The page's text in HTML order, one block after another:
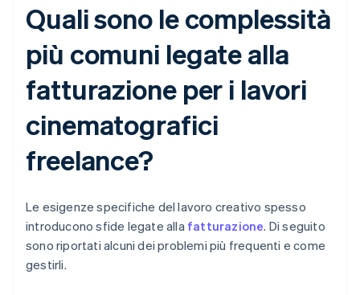
Quali sono le complessità
più comuni legate alla
fatturazione per i lavori
cinematografici
freelance?
Le esigenze specifiche del lavoro creativo spesso
introducono sfide legate alla fatturazione. Di seguito
sono riportati alcuni dei problemi più frequenti e come
gestirli.